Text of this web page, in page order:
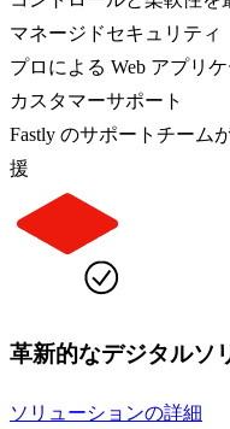
マネージドセキュリティ
プロによる Web アプリ
カスタマーサポート
Fastly のサポートチーム
援
革新的なデジタルソ
ソリューションの詳細